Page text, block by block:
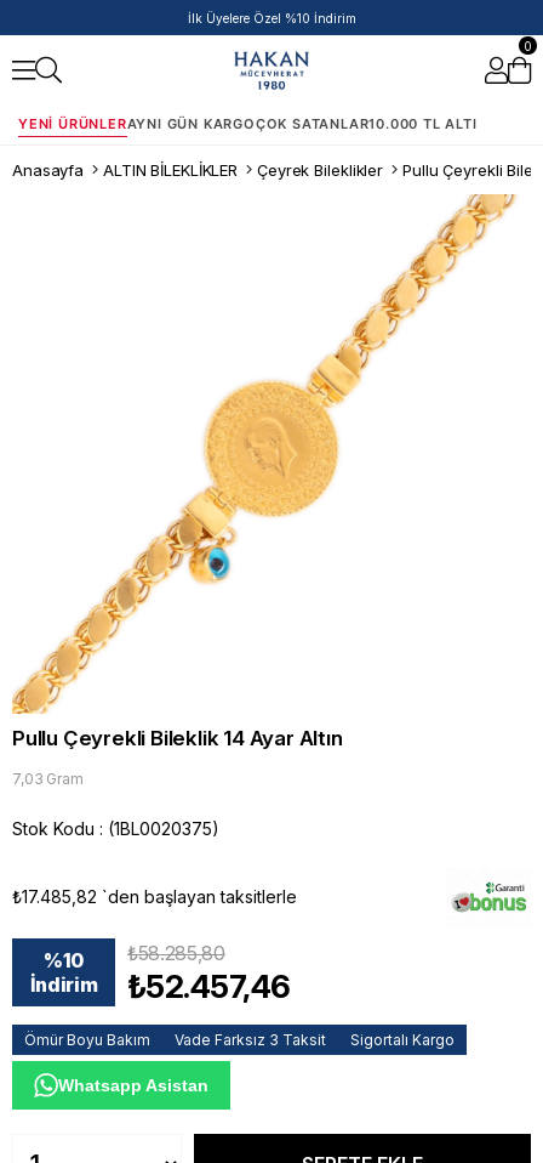
İlk Üyelere Özel %10 İndirim
0
YENI ÜRÜNLERAYNI GÜN KARGOÇOK SATANLAR10.000 TL ALTI
Anasayfa ALTIN BİLEKLİKLER Çeyrek Bileklikler Pullu Çeyrekli
Pullu Çeyrekli Bileklik 14 Ayar Altın
7,03 Gram
Stok Kodu (1BL0020375)
₺17.485,82 `den başlayan taksitlerle
%10
İndirim
₺58.285,80
₺52.457,46
Ömür Boyu Bakım Vade Farksız 3 Taksit Sigortalı Kargo
Whatsapp Asistan